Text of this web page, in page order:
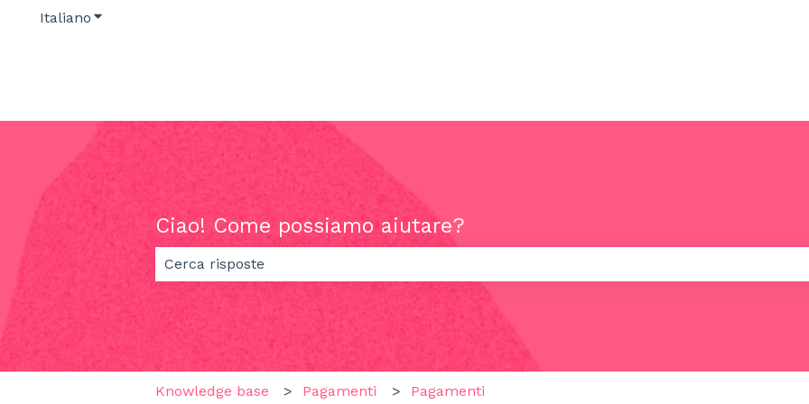
Italiano Mostra sottomenu per le traduzioni
Ciao! Come possiamo aiutare?
Non sono presenti suggerimenti perché il campo di ricerca è vuoto.
Knowledge base Pagamenti Pagamenti